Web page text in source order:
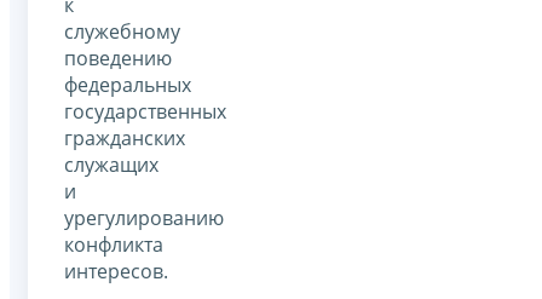
служебному
поведению
федеральных
государственных
гражданских
служащих
и
урегулированию
конфликта
интересов.